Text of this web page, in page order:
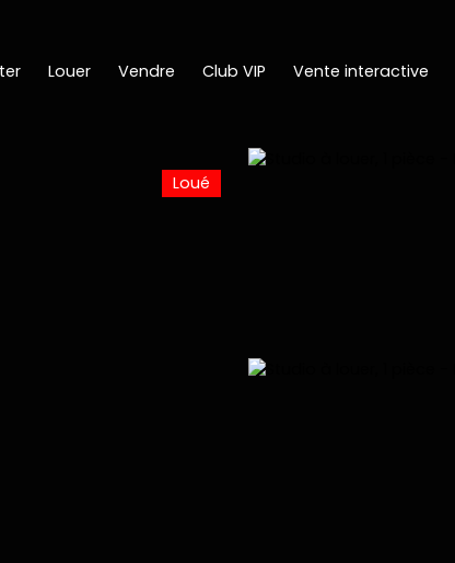
Louer Vendre Club VIP Vente interactive
Loué